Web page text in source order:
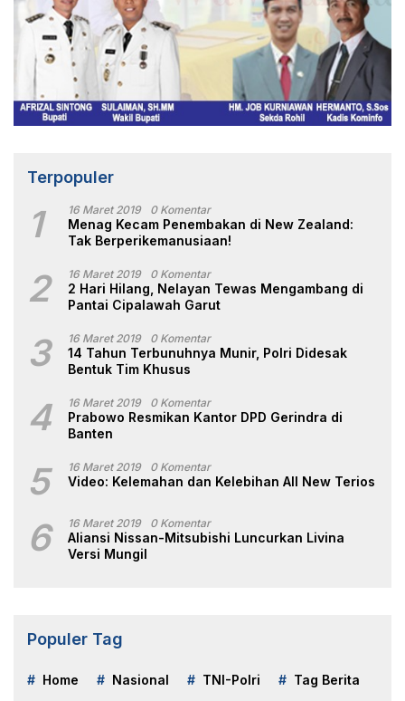
Terpopuler
1 16 Maret 2019 0 Komentar
Menag Kecam Penembakan di New Zealand:
Tak Berperikemanusiaan!
2 16 Maret 2019 0 Komentar
2 Hari Hilang, Nelayan Tewas Mengambang di
Pantai Cipalawah Garut
3 16 Maret 2019 0 Komentar
14 Tahun Terbunuhnya Munir, Polri Didesak
Bentuk Tim Khusus
4 16 Maret 2019 0 Komentar
Prabowo Resmikan Kantor DPD Gerindra di
Banten
5 16 Maret 2019 0 Komentar
Video: Kelemahan dan Kelebihan All New Terios
6 16 Maret 2019 0 Komentar
Aliansi Nissan-Mitsubishi Luncurkan Livina
Versi Mungil
Populer Tag
Home Nasional TNI-Polri Tag Berita